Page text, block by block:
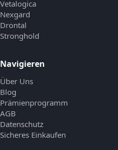
Vetalogica
Nexgard
Drontal
Stronghold
Navigieren
Über Uns
Blog
Prämienprogramm
AGB
Datenschutz
Sicheres Einkaufen